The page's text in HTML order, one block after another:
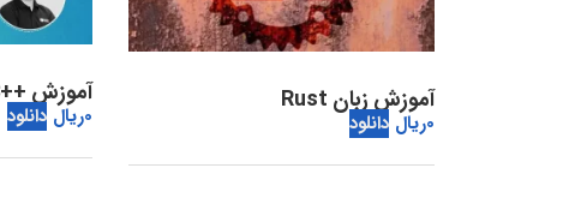
آموزش زبان Rust
0ریال دانلود
آموزش ++C برای مبتدیان
0ریال دانلود